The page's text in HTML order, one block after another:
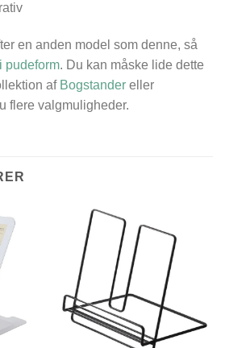
en anden model som denne, så
pudeform. Du kan måske lide dette
af Bogstander eller
flere valgmuligheder.